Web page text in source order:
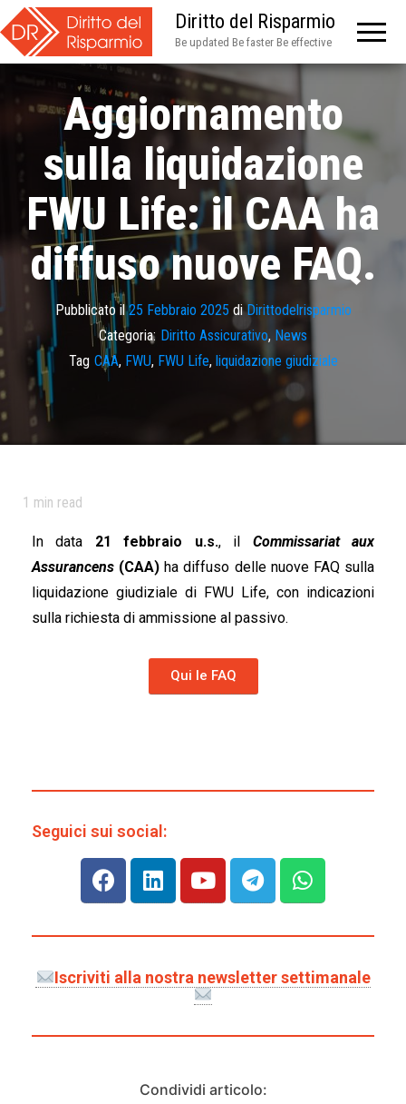
Diritto del Risparmio
Be updated Be faster Be effective
Aggiornamento
sulla liquidazione
FWU Life: il CAA ha
diffuso nuove FAQ.
Pubblicato il25 Febbraio 2025 diDirittodelrisparmio
Categoria: Diritto Assicurativo, News
Tag CAA, FWU, FWU Life, liquidazione giudiziale
1 min read
In data 21 febbraio u.s., il Commissariat aux
Assurancens (CAA) ha diffuso delle nuove FAQ sulla
liquidazione giudiziale di FWU Life, con indicazioni
sulla richiesta di ammissione al passivo.
Qui le FAQ
Seguici sui social:
Iscriviti alla nostra newsletter settimanale
Condividi articolo: